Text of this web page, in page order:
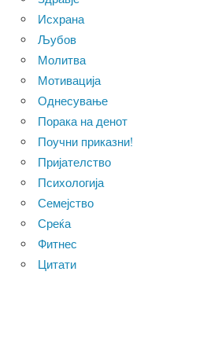
Исхрана
Љубов
Молитва
Мотивација
Однесување
Порака на денот
Поучни приказни!
Пријателство
Психологија
Семејство
Среќа
Фитнес
Цитати